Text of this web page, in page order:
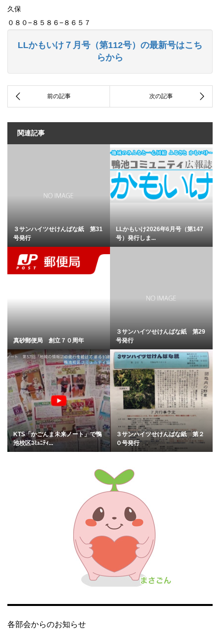
久保
０８０−８５８６−８６５７
LLかもいけ７月号（第112号）の最新号はこち
らから
関連記事
３サンハイツせけんばな紙 第31
号発行
LLかもいけ2026年6月号（第147
号）発行しま...
真砂郵便局 創立７０周年
３サンハイツせけんばな紙 第29
号発行
KTS「かごんま未来ノート」で鴨
池校区ｺﾐｭﾆﾃｨ...
３サンハイツせけんばな紙 第２
０号発行
各部会からのお知らせ